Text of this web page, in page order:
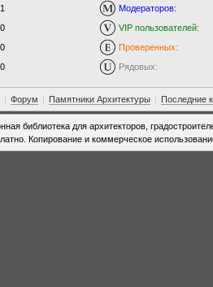
1
0
0
0
Модераторов:
VIP пользователей:
Проверенных:
Рядовых:
| Форум | Памятники Архитектуры | Последние
библиотека для архитекторов,
Копирование и коммерческое